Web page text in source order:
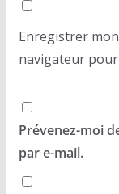
Enregistrer
navigateur
Prévenez-moi
par e-mail.